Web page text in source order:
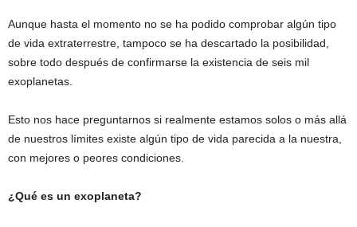
Aunque hasta el momento no se ha podido comprobar algún tipo
de vida extraterrestre, tampoco se ha descartado la posibilidad,
sobre todo después de confirmarse la existencia de seis mil
exoplanetas.
Esto nos hace preguntarnos si realmente estamos solos o más allá
de nuestros límites existe algún tipo de vida parecida a la nuestra,
con mejores o peores condiciones.
¿Qué es un exoplaneta?